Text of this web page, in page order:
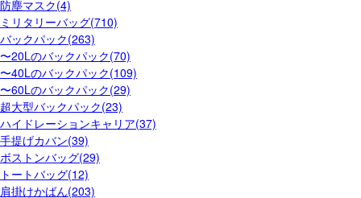
防塵マスク(4)
ミリタリーバッグ(710)
バックパック(263)
〜20Lのバックパック(70)
〜40Lのバックパック(109)
〜60Lのバックパック(29)
超大型バックパック(23)
ハイドレーションキャリア(37)
手提げカバン(39)
ボストンバッグ(29)
トートバッグ(12)
肩掛けかばん(203)